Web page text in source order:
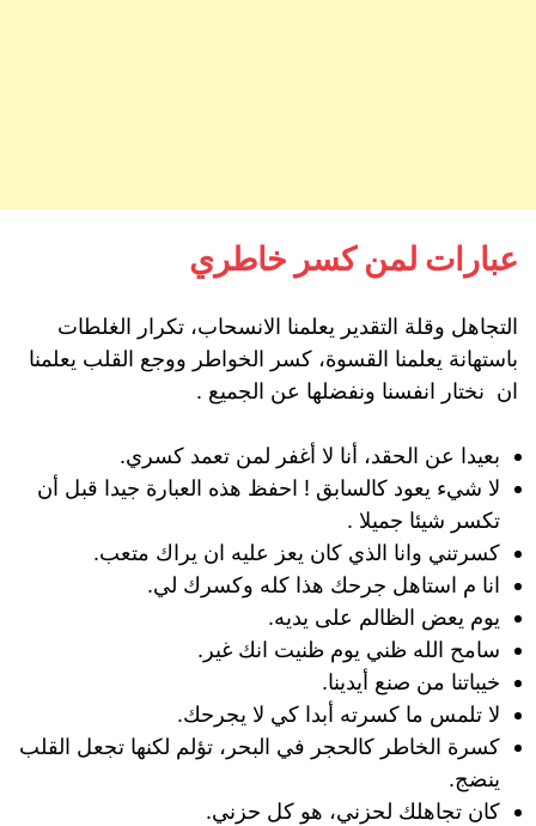
عبارات لمن كسر خاطري
التجاهل وقلة التقدير يعلمنا الانسحاب، تكرار الغلطات
باستهانة يعلمنا القسوة، كسر الخواطر ووجع القلب يعلمنا
ان نختار انفسنا ونفضلها عن الجميع .
بعيدا عن الحقد، أنا لا أغفر لمن تعمد كسري.
لا شيء يعود كالسابق ! احفظ هذه العبارة جيدا قبل أن
تكسر شيئا جميلا .
كسرتني وانا الذي كان يعز عليه ان يراك متعب.
انا م استاهل جرحك هذا كله وكسرك لي.
يوم يعض الظالم على يديه.
سامح الله ظني يوم ظنيت انك غير.
خيباتنا من صنع أيدينا.
لا تلمس ما كسرته أبدا كي لا يجرحك.
كسرة الخاطر كالحجر في البحر، تؤلم لكنها تجعل القلب
ينضج.
كان تجاهلك لحزني، هو كل حزني.